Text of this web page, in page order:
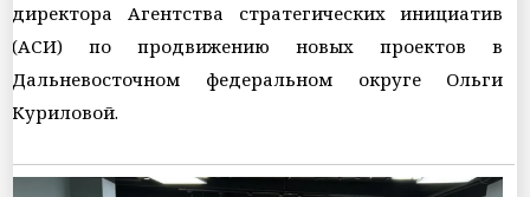
директора Агентства стратегических инициатив
(АСИ) по продвижению новых проектов в
Дальневосточном федеральном округе Ольги
Куриловой.